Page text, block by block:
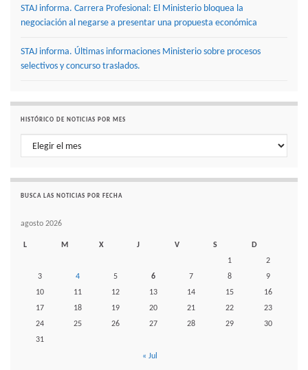
STAJ informa. Carrera Profesional: El Ministerio bloquea la
negociación al negarse a presentar una propuesta económica
STAJ informa. Últimas informaciones Ministerio sobre procesos
selectivos y concurso traslados.
HISTÓRICO DE NOTICIAS POR MES
Histórico de noticias por mes
BUSCA LAS NOTICIAS POR FECHA
agosto 2026
L M X J V S
D
1
2
3
4 5 6 7 8
9
10
11 12 13 14 15
16
17
18 19 20 21 22
23
24
25 26 27 28 29
30
31
« Jul